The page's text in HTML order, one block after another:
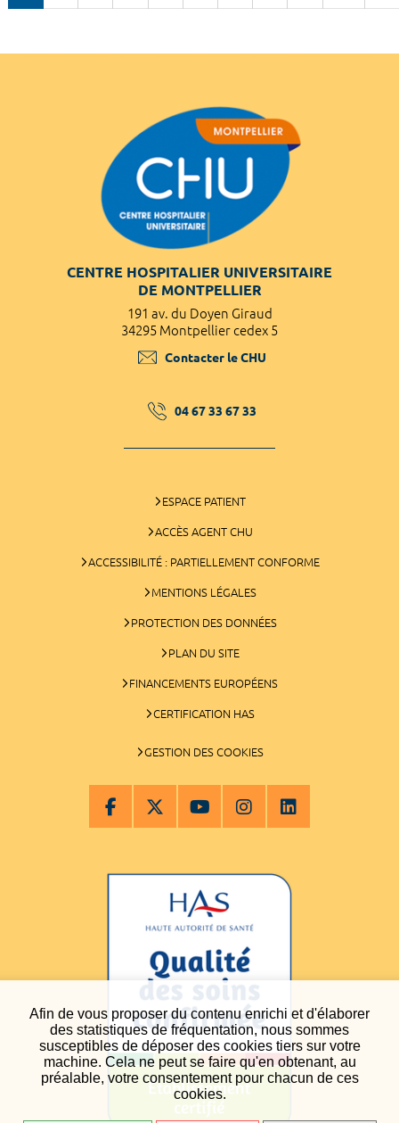
Afin de vous proposer du contenu enrichi et d'élaborer
des statistiques de fréquentation, nous sommes
susceptibles de déposer des cookies tiers sur votre
machine. Cela ne peut se faire qu'en obtenant, au
préalable, votre consentement pour chacun de ces
cookies.
CENTRE HOSPITALIER UNIVERSITAIRE
DE MONTPELLIER
191 av. du Doyen Giraud
34295 Montpellier cedex 5
Contacter le CHU
04 67 33 67 33
ESPACE PATIENT
ACCÈS AGENT CHU
ACCESSIBILITÉ : PARTIELLEMENT CONFORME
MENTIONS LÉGALES
PROTECTION DES DONNÉES
PLAN DU SITE
FINANCEMENTS EUROPÉENS
CERTIFICATION HAS
GESTION DES COOKIES